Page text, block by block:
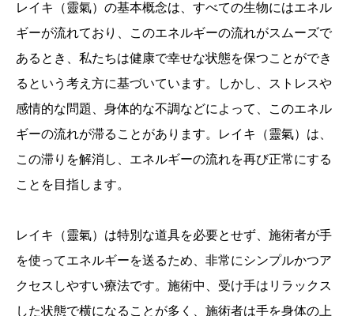
レイキ（靈氣）の基本概念は、すべての生物にはエネル
ギーが流れており、このエネルギーの流れがスムーズで
あるとき、私たちは健康で幸せな状態を保つことができ
るという考え方に基づいています。しかし、ストレスや
感情的な問題、身体的な不調などによって、このエネル
ギーの流れが滞ることがあります。レイキ（靈氣）は、
この滞りを解消し、エネルギーの流れを再び正常にする
ことを目指します。
レイキ（靈氣）は特別な道具を必要とせず、施術者が手
を使ってエネルギーを送るため、非常にシンプルかつア
クセスしやすい療法です。施術中、受け手はリラックス
した状態で横になることが多く、施術者は手を身体の上